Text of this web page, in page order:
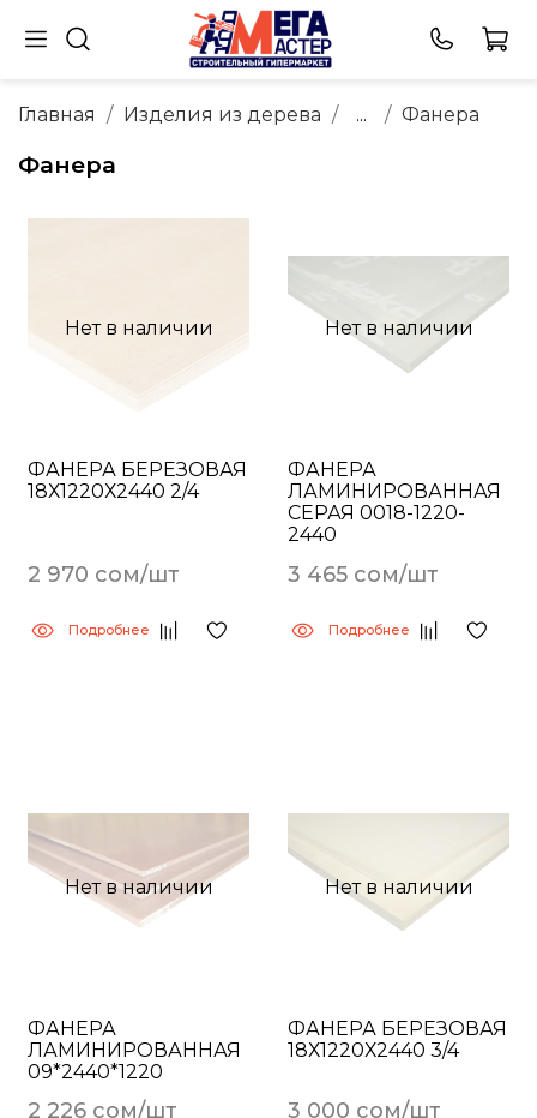
Главная Изделия из дерева ... Фанера
Фанера
Нет в наличии
ФАНЕРА БЕРЕЗОВАЯ
18Х1220Х2440 2/4
2 970 сом/шт
Подробнее
Нет в наличии
ФАНЕРА
ЛАМИНИРОВАННАЯ
СЕРАЯ 0018-1220-
2440
3 465 сом/шт
Подробнее
Нет в наличии
ФАНЕРА
ЛАМИНИРОВАННАЯ
09*2440*1220
2 226 сом/шт
Нет в наличии
ФАНЕРА БЕРЕЗОВАЯ
18Х1220Х2440 3/4
3 000 сом/шт